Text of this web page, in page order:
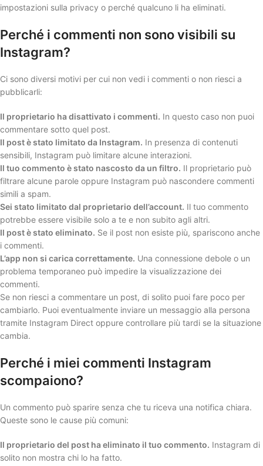
impostazioni sulla privacy o perché qualcuno li ha eliminati.
Perché i commenti non sono visibili su
Instagram?
Ci sono diversi motivi per cui non vedi i commenti o non riesci a
pubblicarli:
Il proprietario ha disattivato i commenti. In questo caso non puoi
commentare sotto quel post.
Il post è stato limitato da Instagram. In presenza di contenuti
sensibili, Instagram può limitare alcune interazioni.
Il tuo commento è stato nascosto da un filtro. Il proprietario può
filtrare alcune parole oppure Instagram può nascondere commenti
simili a spam.
Sei stato limitato dal proprietario dell’account. Il tuo commento
potrebbe essere visibile solo a te e non subito agli altri.
Il post è stato eliminato. Se il post non esiste più, spariscono anche
i commenti.
L’app non si carica correttamente. Una connessione debole o un
problema temporaneo può impedire la visualizzazione dei
commenti.
Se non riesci a commentare un post, di solito puoi fare poco per
cambiarlo. Puoi eventualmente inviare un messaggio alla persona
tramite Instagram Direct oppure controllare più tardi se la situazione
cambia.
Perché i miei commenti Instagram
scompaiono?
Un commento può sparire senza che tu riceva una notifica chiara.
Queste sono le cause più comuni:
Il proprietario del post ha eliminato il tuo commento. Instagram di
solito non mostra chi lo ha fatto.